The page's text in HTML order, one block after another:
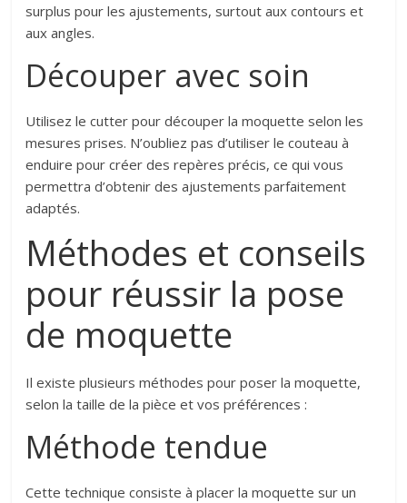
surplus pour les ajustements, surtout aux contours et
aux angles.
Découper avec soin
Utilisez le cutter pour découper la moquette selon les
mesures prises. N’oubliez pas d’utiliser le couteau à
enduire pour créer des repères précis, ce qui vous
permettra d’obtenir des ajustements parfaitement
adaptés.
Méthodes et conseils
pour réussir la pose
de moquette
Il existe plusieurs méthodes pour poser la moquette,
selon la taille de la pièce et vos préférences :
Méthode tendue
Cette technique consiste à placer la moquette sur un